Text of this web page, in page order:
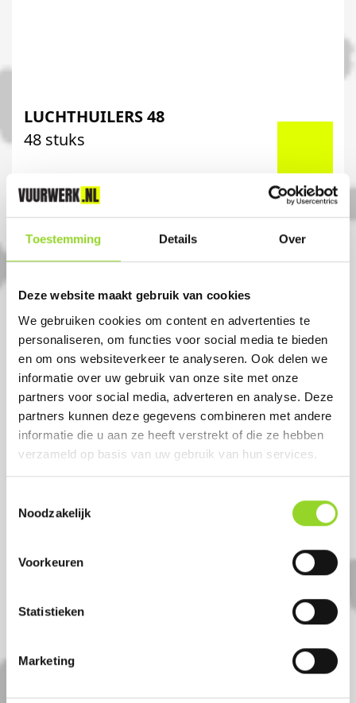
Toestemming Details Over
Deze website maakt gebruik van cookies
We gebruiken cookies om content en advertenties te
personaliseren, om functies voor social media te bieden
en om ons websiteverkeer te analyseren. Ook delen we
informatie over uw gebruik van onze site met onze
partners voor social media, adverteren en analyse. Deze
partners kunnen deze gegevens combineren met andere
informatie die u aan ze heeft verstrekt of die ze hebben
verzameld op basis van uw gebruik van hun services.
Noodzakelijk
Voorkeuren
Statistieken
Marketing
LUCHTHUILERS 48
48 stuks
Artikelnummer: 1123
€ 7,50
KIDS ASSORTMENT
€ 6,99